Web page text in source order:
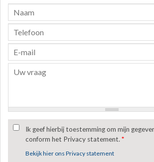
Ik geef hierbij toestemming om mijn
conform het Privacy statement. *
Bekijk hier ons Privacy statement